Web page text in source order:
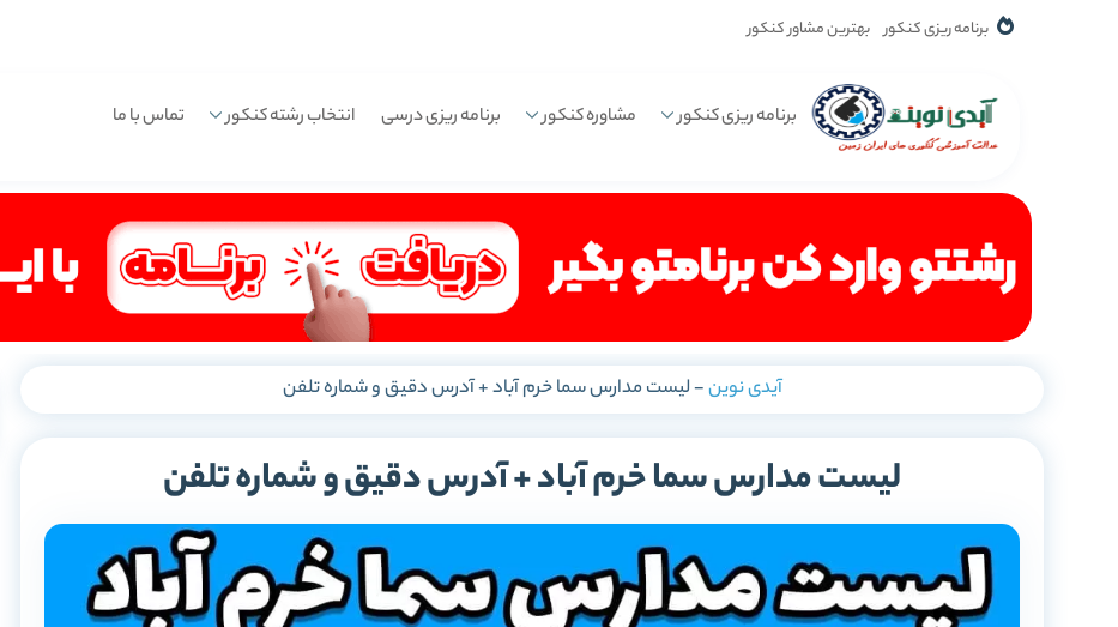
برنامه ریزی کنکور بهترین مشاور کنکور
برنامه ریزی کنکور مشاوره کنکور برنامه ریزی درسی انتخاب رشته کنکور تماس با ما
آیدی نوین-لیست مدارس سما خرم آباد + آدرس دقیق و شماره تلفن
لیست مدارس سما خرم آباد + آدرس دقیق و شماره تلفن